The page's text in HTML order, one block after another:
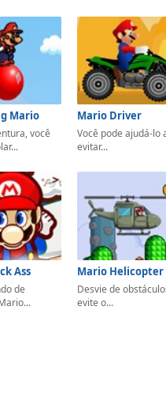
Mario
você
Mario Driver
Você pode ajudá-lo
evitar...
Ass
de
Mario Helicopter
Desvie de
evite o...